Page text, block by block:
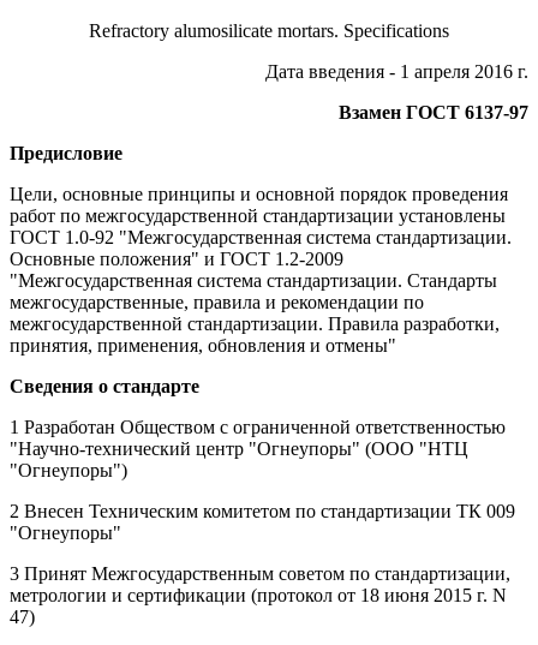
Refractory alumosilicate mortars. Specifications
Дата введения - 1 апреля 2016 г.
Взамен ГОСТ 6137-97
Предисловие
Цели, основные принципы и основной порядок проведения
работ по межгосударственной стандартизации установлены
ГОСТ 1.0-92 "Межгосударственная система стандартизации.
Основные положения" и ГОСТ 1.2-2009
"Межгосударственная система стандартизации. Стандарты
межгосударственные, правила и рекомендации по
межгосударственной стандартизации. Правила разработки,
принятия, применения, обновления и отмены"
Сведения о стандарте
1 Разработан Обществом с ограниченной ответственностью
"Научно-технический центр "Огнеупоры" (ООО "НТЦ
"Огнеупоры")
2 Внесен Техническим комитетом по стандартизации ТК 009
"Огнеупоры"
3 Принят Межгосударственным советом по стандартизации,
метрологии и сертификации (протокол от 18 июня 2015 г. N
47)